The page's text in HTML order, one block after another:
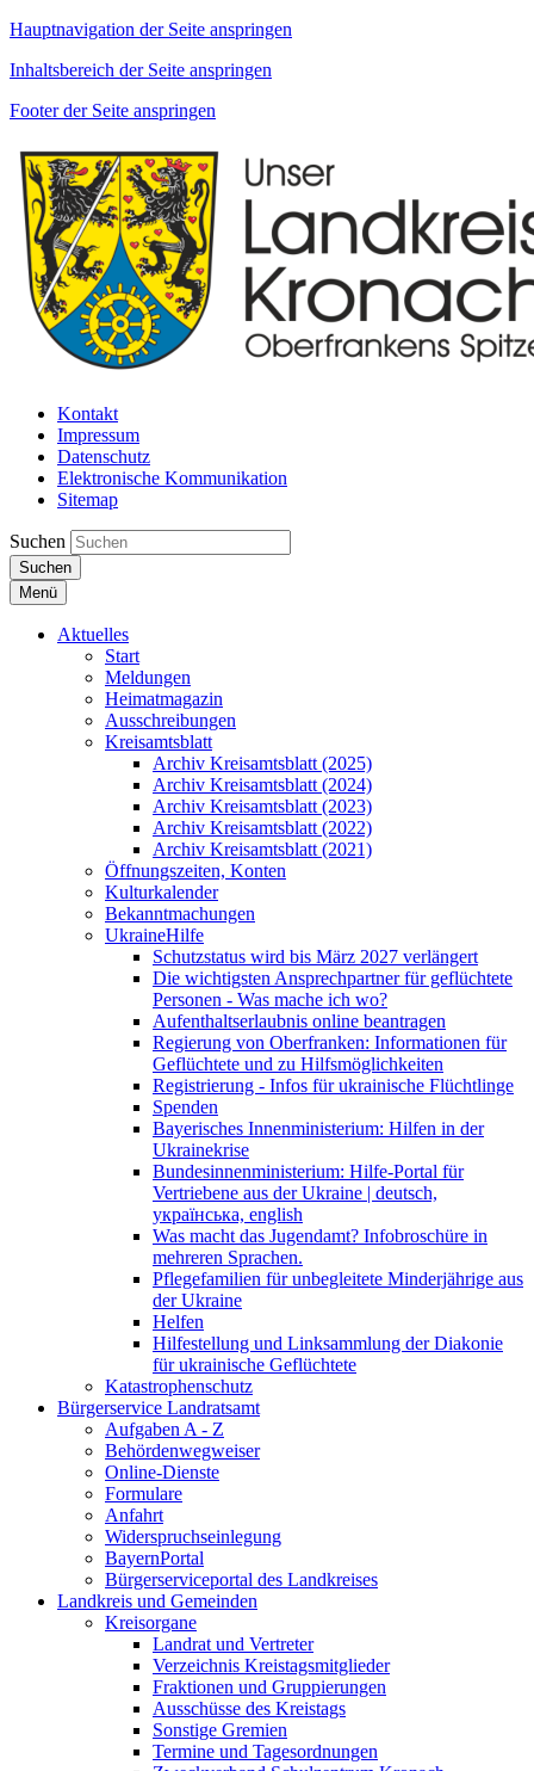
Hauptnavigation der Seite anspringen
Inhaltsbereich der Seite anspringen
Footer der Seite anspringen
Kontakt
Impressum
Datenschutz
Elektronische Kommunikation
Sitemap
Suchen
Suchen
Menü
Aktuelles
Start
Meldungen
Heimatmagazin
Ausschreibungen
Kreisamtsblatt
Archiv Kreisamtsblatt (2025)
Archiv Kreisamtsblatt (2024)
Archiv Kreisamtsblatt (2023)
Archiv Kreisamtsblatt (2022)
Archiv Kreisamtsblatt (2021)
Öffnungszeiten, Konten
Kulturkalender
Bekanntmachungen
UkraineHilfe
Schutzstatus wird bis März 2027 verlängert
Die wichtigsten Ansprechpartner für geflüchtete
Personen - Was mache ich wo?
Aufenthaltserlaubnis online beantragen
Regierung von Oberfranken: Informationen für
Geflüchtete und zu Hilfsmöglichkeiten
Registrierung - Infos für ukrainische Flüchtlinge
Spenden
Bayerisches Innenministerium: Hilfen in der
Ukrainekrise
Bundesinnenministerium: Hilfe-Portal für
Vertriebene aus der Ukraine | deutsch,
українська, english
Was macht das Jugendamt? Infobroschüre in
mehreren Sprachen.
Pflegefamilien für unbegleitete Minderjährige aus
der Ukraine
Helfen
Hilfestellung und Linksammlung der Diakonie
für ukrainische Geflüchtete
Katastrophenschutz
Bürgerservice Landratsamt
Aufgaben A - Z
Behördenwegweiser
Online-Dienste
Formulare
Anfahrt
Widerspruchseinlegung
BayernPortal
Bürgerserviceportal des Landkreises
Landkreis und Gemeinden
Kreisorgane
Landrat und Vertreter
Verzeichnis Kreistagsmitglieder
Fraktionen und Gruppierungen
Ausschüsse des Kreistags
Sonstige Gremien
Termine und Tagesordnungen